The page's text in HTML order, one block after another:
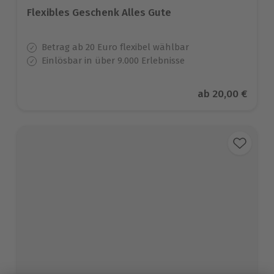
Flexibles Geschenk Alles Gute
Betrag ab 20 Euro flexibel wählbar
Einlösbar in über 9.000 Erlebnisse
Aktueller Preis
ab 20,00 €